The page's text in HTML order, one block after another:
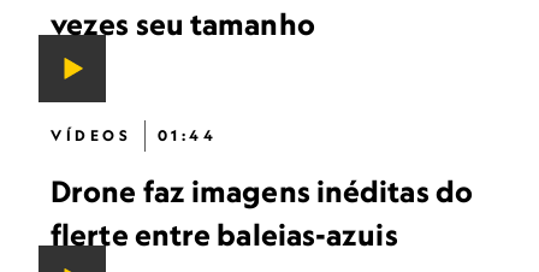
vezes seu tamanho
VÍDEOS 01:44
Drone faz imagens inéditas do
flerte entre baleias-azuis